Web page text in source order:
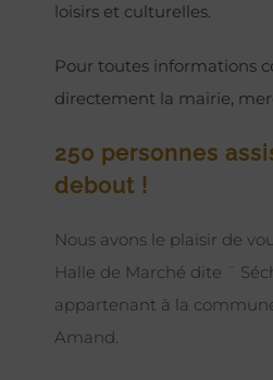
loisirs et culturelles.
Pour toutes informations
directement la mairie,
250 personnes
debout !
Nous avons le plaisir de
Halle de Marché dite ¨
appartenant à la
Amand.